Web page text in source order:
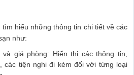
hiểu những thông tin chi tiết về các
như:
giá phòng: Hiển thị các thông tin,
các tiện nghi đi kèm đối với từng loại